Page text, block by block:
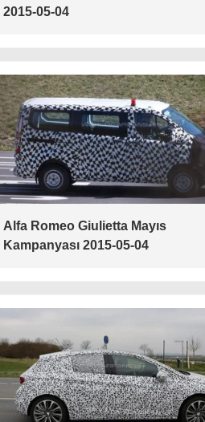
2015-05-04
Alfa Romeo Giulietta Mayıs
Kampanyası 2015-05-04